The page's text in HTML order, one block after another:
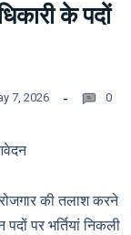
के पदों
7, 2026 0
की तलाश करने
पर भर्तियां निकली